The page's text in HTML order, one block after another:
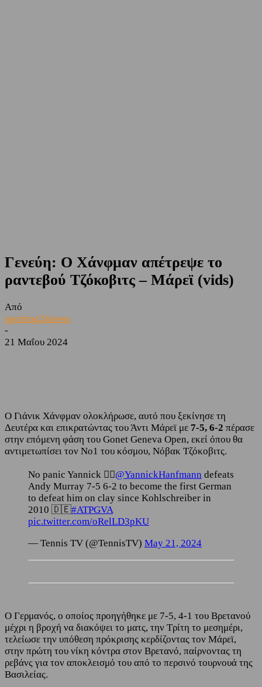
Γενεύη: Ο Χάνφμαν απέτρεψε το
ραντεβού Τζόκοβιτς – Μάρεϊ (vids)
Από
sporting24news
-
21 Μαΐου 2024
Ο Γιάνικ Χάνφμαν ολοκλήρωσε, αυτό που ξεκίνησε τη
Δευτέρα και επικρατώντας του Άντι Μάρεϊ με 7-5, 6-2 πέρασε
στην επόμενη φάση του Gonet Geneva Open, εκεί όπου θα
αντιμετωπίσει τον Νο1 του κόσμου, Νόβακ Τζόκοβιτς.
No panic Yannick 😮‍💨@YannickHanfmann defeats
Andy Murray 7-5 6-2 to become the first German
to defeat him on clay since Kohlschreiber in
2010 🇩🇪#ATPGVA
pic.twitter.com/oRelLD3pKU
— Tennis TV (@TennisTV) May 21, 2024
Ο Γερμανός, ο οποίος προηγήθηκε με 7-5, 4-1 του Βρετανού
μέχρι η βροχή να διακόψει το ματς, την Τρίτη το μεσημέρι,
τελείωσε την υπόθεση πρόκρισης κερδίζοντας τον Μάρεϊ,
στην πρώτη του νίκη κόντρα στον Βρετανό, παίρνοντας τη
ρεβάνς για τον αποκλεισμό του από το περσινό τουρνουά της
Βασιλείας.